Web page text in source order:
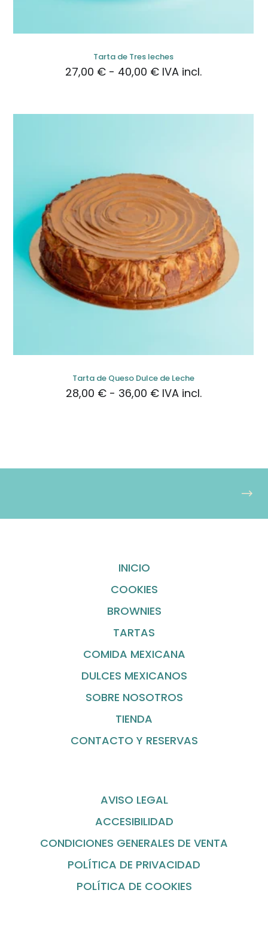
Tarta de Tres leches
27,00 € - 40,00 €Rango
27,00 €
IVA incl.
Tarta de Queso Dulce de Leche
28,00 € - 36,00 €Rango
36,00 €
IVA incl.
INICIO
COOKIES
BROWNIES
TARTAS
COMIDA MEXICANA
DULCES MEXICANOS
SOBRE NOSOTROS
TIENDA
CONTACTO Y RESERVAS
AVISO LEGAL
ACCESIBILIDAD
CONDICIONES GENERALES DE VENTA
POLÍTICA DE PRIVACIDAD
POLÍTICA DE COOKIES